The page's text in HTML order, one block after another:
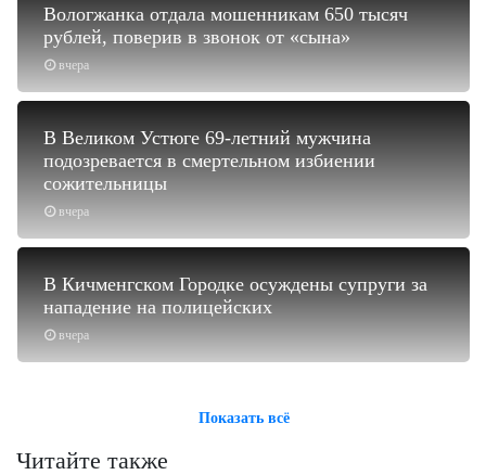
вчера
Вологжанка отдала мошенникам 650 тысяч
рублей, поверив в звонок от «сына»
вчера
В Великом Устюге 69-летний мужчина
подозревается в смертельном избиении
сожительницы
вчера
В Кичменгском Городке осуждены супруги за
нападение на полицейских
Показать всё
Читайте также